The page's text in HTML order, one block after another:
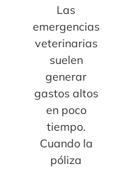
Las
emergencias
veterinarias
suelen
generar
gastos altos
en poco
tiempo.
Cuando la
póliza